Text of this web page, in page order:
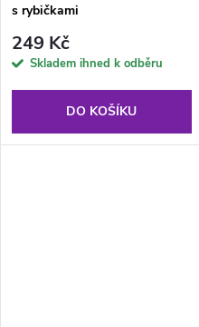
s rybičkami
249 Kč
Skladem ihned k odběru
DO KOŠÍKU